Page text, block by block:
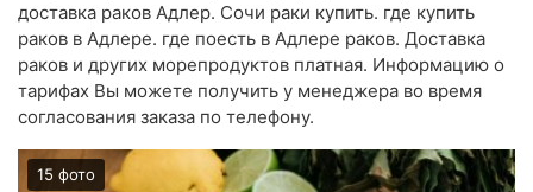
доставка раков Адлер. Сочи раки купить. где купить
раков в Адлере. где поесть в Адлере раков. Доставка
раков и других морепродуктов платная. Информацию о
тарифах Вы можете получить у менеджера во время
согласования заказа по телефону.
15 фото